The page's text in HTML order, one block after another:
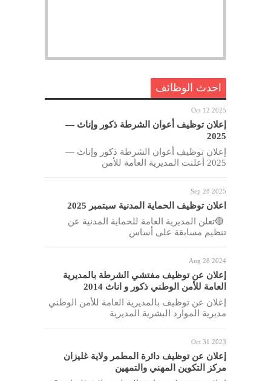
احدث الوظائف
Oct 12 2025
إعلان توظيف أعوان الشرطة ذكور وإناث —
2025
إعلان توظيف أعوان الشرطة ذكور وإناث —
2025 أعلنت المديرية العامة للأمن
Sep 28 2025
اعلان توظيف الحماية المدنية سبتمبر 2025
🔴تعلن المديرية العامة للحماية المدنية عن
تنظيم مسابقة على أساس
Aug 28 2024
إعلان عن توظيف مفتشي الشرطة بالمديرية
العامة للأمن الوطني ذكور و اناث 2014
إعلان عن توظيف بالمديرية العامة للأمن الوطني
مديرية الموارد البشرية المديرية
Oct 31 2023
إعلان عن توظيف دائرة المطمر ولاية غليزان
مركز التكوين المهني والتمهين